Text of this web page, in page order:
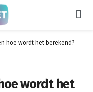
hoe wordt het berekend?
wordt het